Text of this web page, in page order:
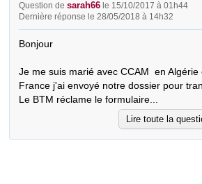
Question desarah66 le 15/10/2017 à 01h44
Dernière réponse le 28/05/2018 à 14h32
Bonjour
Je me suis marié avec CCAM  en
France j'ai envoyé notre dossier pour
Le BTM réclame le formulaire...
Lire toute la